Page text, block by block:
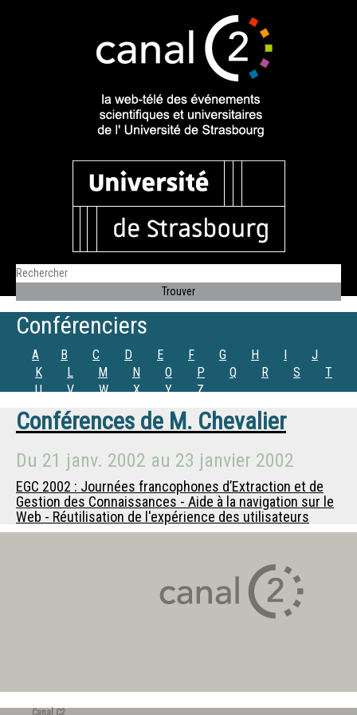
Conférenciers
A B C D E F G H I
J
K
L M N O P Q R S
T
U
V W X Y Z
Conférences de M. Chevalier
Du 21 janv. 2002 au 23 janvier 2002
EGC 2002 : Journées francophones d’Extraction et de
Gestion des Connaissances - Aide à la navigation sur le
Web - Réutilisation de l'expérience des utilisateurs
Canal C2